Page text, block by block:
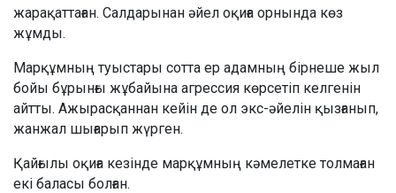
жарақаттаған. Салдарынан әйел оқиға орнында көз
жұмды.
Марқұмның туыстары сотта ер адамның бірнеше жыл
бойы бұрынғы жұбайына агрессия көрсетіп келгенін
айтты. Ажырасқаннан кейін де ол экс-әйелін қызғанып,
жанжал шығарып жүрген.
Қайғылы оқиға кезінде марқұмның кәмелетке толмаған
екі баласы болған.